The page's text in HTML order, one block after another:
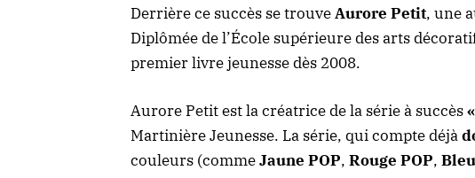
Derrière ce succès se trouveAurore Petit, une
Diplômée de l’École supérieure des arts
premier livre jeunesse dès 2008.
Aurore Petit est la créatrice de la série à succès
Martinière Jeunesse. La série, qui compte déjà
couleurs (commeJaune POP, Rouge POP,